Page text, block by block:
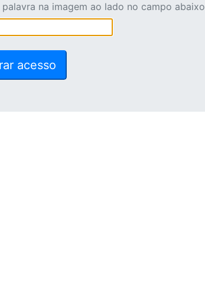
na imagem ao lado no campo abaixo